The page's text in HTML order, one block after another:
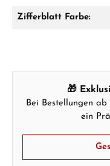
Zifferblatt Farbe:
🎁
Bei Bestellungen
ein